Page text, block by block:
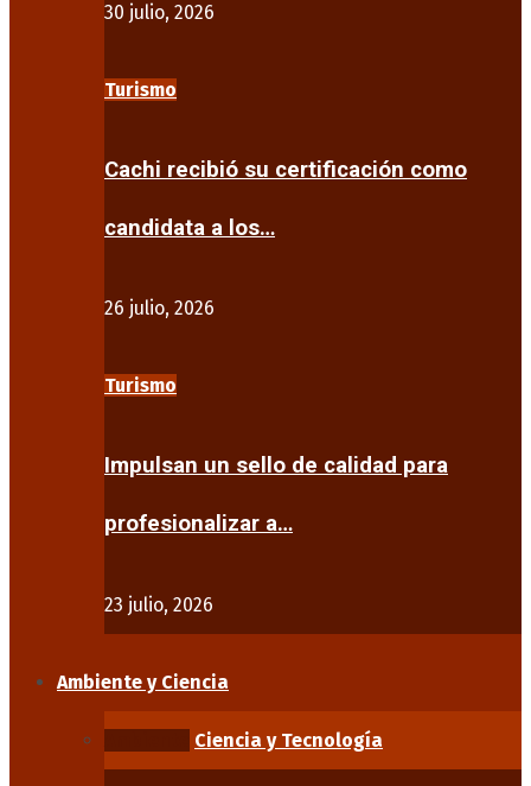
30 julio, 2026
Turismo
Cachi recibió su certificación como
candidata a los…
26 julio, 2026
Turismo
Impulsan un sello de calidad para
profesionalizar a…
23 julio, 2026
Ambiente y Ciencia
Ciencia y Tecnología